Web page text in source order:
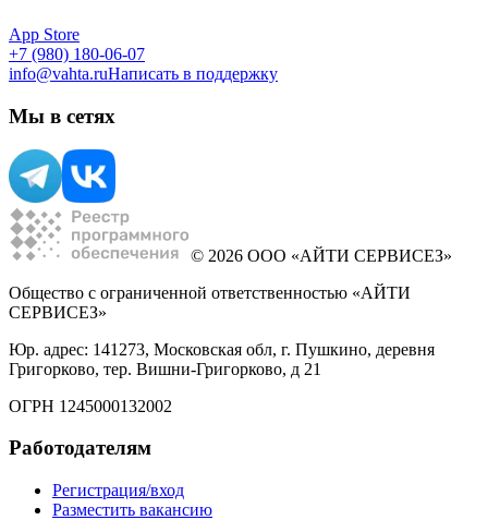
App Store
+7 (980) 180-06-07
info@vahta.ruНаписать в поддержку
Мы в сетях
© 2026 ООО «АЙТИ СЕРВИСЕЗ»
Общество с ограниченной ответственностью «АЙТИ
СЕРВИСЕЗ»
Юр. адрес: 141273, Московская обл, г. Пушкино, деревня
Григорково, тер. Вишни-Григорково, д 21
ОГРН 1245000132002
Работодателям
Регистрация/вход
Разместить вакансию